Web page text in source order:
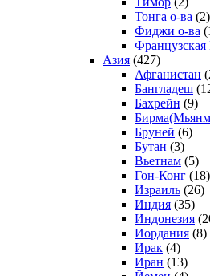
Тонга о-ва (2)
Фиджи о-ва
Азия (427)
Афганистан
Бангладеш
Бахрейн (9)
Бруней (6)
Бутан (3)
Вьетнам (5)
Гон-Конг (18)
Израиль (26)
Индия (35)
Индонезия
Иордания (8)
Ирак (4)
Иран (13)